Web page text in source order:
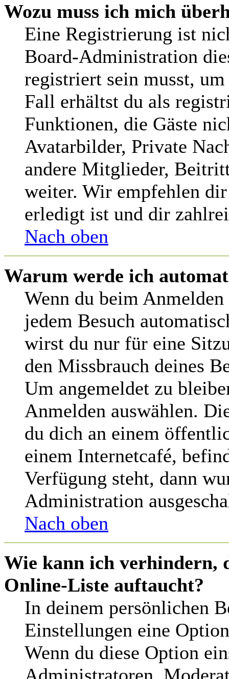
Wozu muss ich mich
Eine Registrierung ist
Board-Administration
registriert sein musst,
Fall erhältst du als
Funktionen, die Gäste
Avatarbilder, Private
andere Mitglieder,
weiter. Wir empfehlen
erledigt ist und dir
Nach oben
Warum werde ich
Wenn du beim
jedem Besuch
wirst du nur für eine
den Missbrauch deines
Um angemeldet zu
Anmelden auswählen.
du dich an einem
einem Internetcafé,
Verfügung steht, dann
Administration
Nach oben
Wie kann ich verhindern,
Online-Liste auftaucht?
In deinem persönlichen
Einstellungen eine
Wenn du diese Option